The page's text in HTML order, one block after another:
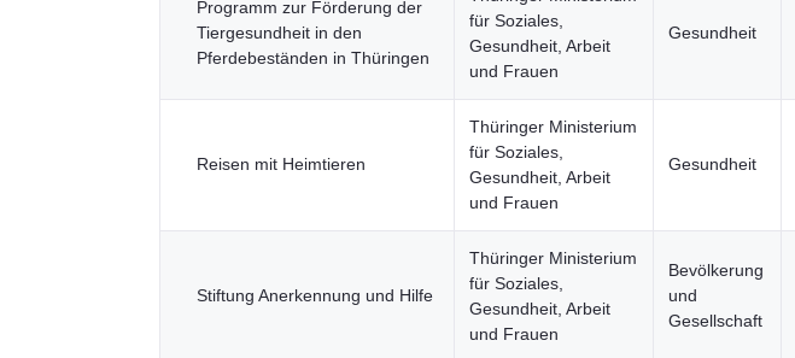
Programm zur Förderung der
Tiergesundheit in den
Pferdebeständen in Thüringen
für Soziales,
Gesundheit, Arbeit
und Frauen
Gesundheit
Reisen mit Heimtieren
Thüringer Ministerium
für Soziales,
Gesundheit, Arbeit
und Frauen
Gesundheit
Stiftung Anerkennung und Hilfe
Thüringer Ministerium
für Soziales,
Gesundheit, Arbeit
und Frauen
Bevölkerung
und
Gesellschaft